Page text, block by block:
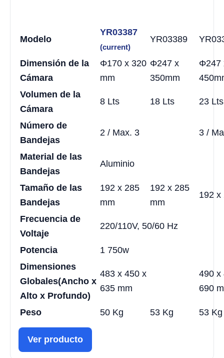
Modelo
YR03387
(current)
YR03389
Dimensión de la
Cámara
Φ170 x 320
mm
Φ247 x
350mm
Φ247
Volumen de la
Cámara
8 Lts 18 Lts 23 Lts
Número de
Bandejas
2 / Max. 3 3 /
Material de las
Bandejas
Aluminio
Tamaño de las
Bandejas
192 x 285
mm
192 x 285
mm
192 x
Frecuencia de
Voltaje
220/110V, 50/60 Hz
Potencia
1 750w
Dimensiones
Globales(Ancho x
Alto x Profundo)
483 x 450 x
635 mm
490
690
Peso 50 Kg 53 Kg 53 Kg
Ver producto